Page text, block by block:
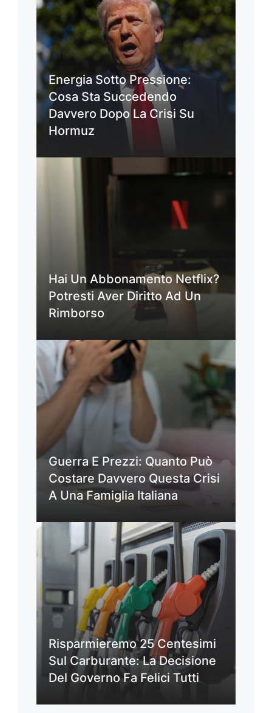
Energia Sotto Pressione:
Cosa Sta Succedendo
Davvero Dopo La Crisi Su
Hormuz
Hai Un Abbonamento Netflix?
Potresti Aver Diritto Ad Un
Rimborso
Guerra E Prezzi: Quanto Può
Costare Davvero Questa Crisi
A Una Famiglia Italiana
Risparmieremo 25 Centesimi
Sul Carburante: La Decisione
Del Governo Fa Felici Tutti